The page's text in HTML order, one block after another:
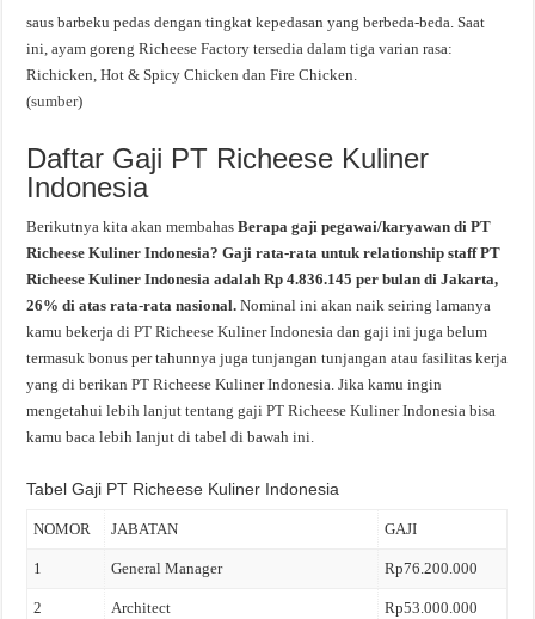
saus barbeku pedas dengan tingkat kepedasan yang berbeda-beda. Saat
ini, ayam goreng Richeese Factory tersedia dalam tiga varian rasa:
Richicken, Hot & Spicy Chicken dan Fire Chicken.
(sumber)
Daftar Gaji PT Richeese Kuliner
Indonesia
Berikutnya kita akan membahasBerapa gaji pegawai/karyawan di PT
Richeese Kuliner Indonesia? Gaji rata-rata untuk relationship staff PT
Richeese Kuliner Indonesia adalah Rp 4.836.145 per bulan di Jakarta,
26% di atas rata-rata nasional.Nominal ini akan naik seiring lamanya
kamu bekerja di PT Richeese Kuliner Indonesia dan gaji ini juga belum
termasuk bonus per tahunnya juga tunjangan tunjangan atau fasilitas kerja
yang di berikan PT Richeese Kuliner Indonesia. Jika kamu ingin
mengetahui lebih lanjut tentang gaji PT Richeese Kuliner Indonesia bisa
kamu baca lebih lanjut di tabel di bawah ini.
Tabel Gaji PT Richeese Kuliner Indonesia
NOMOR JABATAN GAJI
1 General Manager Rp76.200.000
2 Architect Rp53.000.000